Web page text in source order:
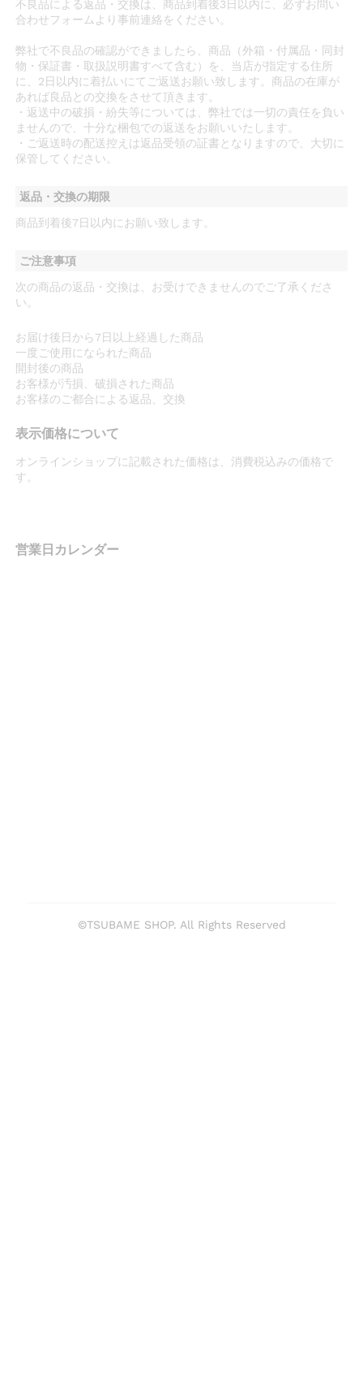
不良品による返品・交換は、商品到着後3日以内に、必ずお問い
合わせフォームより事前連絡をください。
弊社で不良品の確認ができましたら、商品（外箱・付属品・同封
物・保証書・取扱説明書すべて含む）を、当店が指定する住所
に、2日以内に着払いにてご返送お願い致します。商品の在庫が
あれば良品との交換をさせて頂きます。
・返送中の破損・紛失等については、弊社では一切の責任を負い
ませんので、十分な梱包での返送をお願いいたします。
・ご返送時の配送控えは返品受領の証書となりますので、大切に
保管してください。
返品・交換の期限
商品到着後7日以内にお願い致します。
ご注意事項
次の商品の返品・交換は、お受けできませんのでご了承くださ
い。
お届け後日から7日以上経過した商品
一度ご使用になられた商品
開封後の商品
お客様が汚損、破損された商品
お客様のご都合による返品、交換
表示価格について
オンラインショップに記載された価格は、消費税込みの価格で
す。
営業日カレンダー
©TSUBAME SHOP. All Rights Reserved